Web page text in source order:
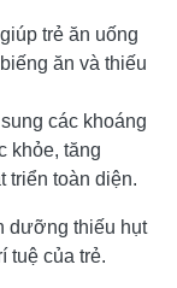
trẻ ăn uống
ăn và thiếu
các khoáng
khỏe, tăng
triển toàn diện.
dưỡng thiếu hụt
tuệ của trẻ.